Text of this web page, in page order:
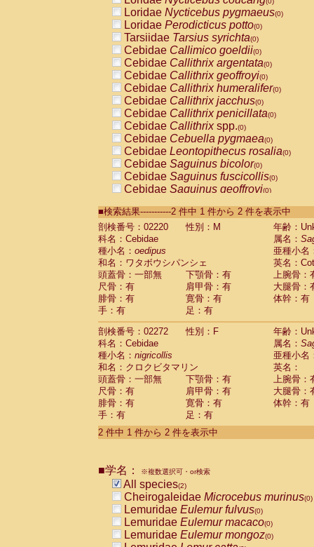
Loridae Nycticebus pygmaeus(0)
Loridae Perodicticus potto(0)
Tarsiidae Tarsius syrichta(0)
Cebidae Callimico goeldii(0)
Cebidae Callithrix argentata(0)
Cebidae Callithrix geoffroyi(0)
Cebidae Callithrix humeralifer(0)
Cebidae Callithrix jacchus(0)
Cebidae Callithrix penicillata(0)
Cebidae Callithrixspp.(0)
Cebidae Cebuella pygmaea(0)
Cebidae Leontopithecus rosalia(0)
Cebidae Saguinus bicolor(0)
Cebidae Saguinus fuscicollis(0)
Cebidae Saguinus geoffroyi(0)
CebidaeSaguinus labiatus(0)
Cebidae Saguinus leucopus (0)
Cebidae
Cebidae
CebidaeSaguinus nigricollis (1)
Cebidae Saguinus oedipus
Cebidae Saguinus weddelli
Cebidae Saguinusspp.
Cebidae Aotus trivirgatus
Cebidae Cebus albifrons
Cebidae
CebidaeCebus capucinus
CebidaeCebus nigrivittatus
Cebidae Cebusspp.(0)
Cebidae Saimiri boliviensis
Cebidae Saimiri sciureus
Atelidae Alouatta caraya
AtelidaeAlouatta fusca
AtelidaeAlouatta seniculus
AtelidaeAteles belzebuth
AtelidaeAteles geoffroyi
AtelidaeAteles paniscus(0)
AtelidaeAtelesspp. (0)
AtelidaeLagothrix lagothricha
AtelidaeLagothrix lagothricha cana
PitheciidaeCacajao calvus
■検索結果-----------2 件中 1 件から 2 件を表示中
剖検番号：02220
性別：M
年齢：
科名：Cebidae
属名：
種小名： oedipus
亜種小名
和名：ワタボウシパンシェ
英名：
頭蓋骨：一部無
下顎骨：有
上腕骨：
尺骨：有
肩甲骨：有
大腿骨：
腓骨：有
寛骨：有
体幹：有
手：有
足：有
剖検番号：02272
性別：F
年齢：
科名：Cebidae
属名：
種小名： nigricollis
亜種小名
和名：クロクビタマリン
英名：
頭蓋骨：一部無
下顎骨：有
上腕骨：
尺骨：有
肩甲骨：有
大腿骨：
腓骨：有
寛骨：有
体幹：有
手：有
足：有
2 件中 1 件から 2 件を表示中
■学名： ※複数選択可・or検索
All species(2)
Cheirogaleidae Microcebus murinus(0)
Lemuridae Eulemur fulvus(0)
Lemuridae Eulemur macaco(0)
Lemuridae Eulemur mongoz(0)